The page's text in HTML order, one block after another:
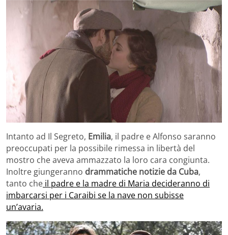
Intanto ad Il Segreto, Emilia, il padre e Alfonso saranno
preoccupati per la possibile rimessa in libertà del
mostro che aveva ammazzato la loro cara congiunta.
Inoltre giungeranno drammatiche notizie da Cuba,
tanto che il padre e la madre di Maria decideranno di
imbarcarsi per i Caraibi se la nave non subisse
un’avaria.